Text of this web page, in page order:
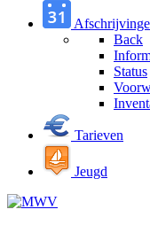
Back
Status
Tarieven
Jeugd